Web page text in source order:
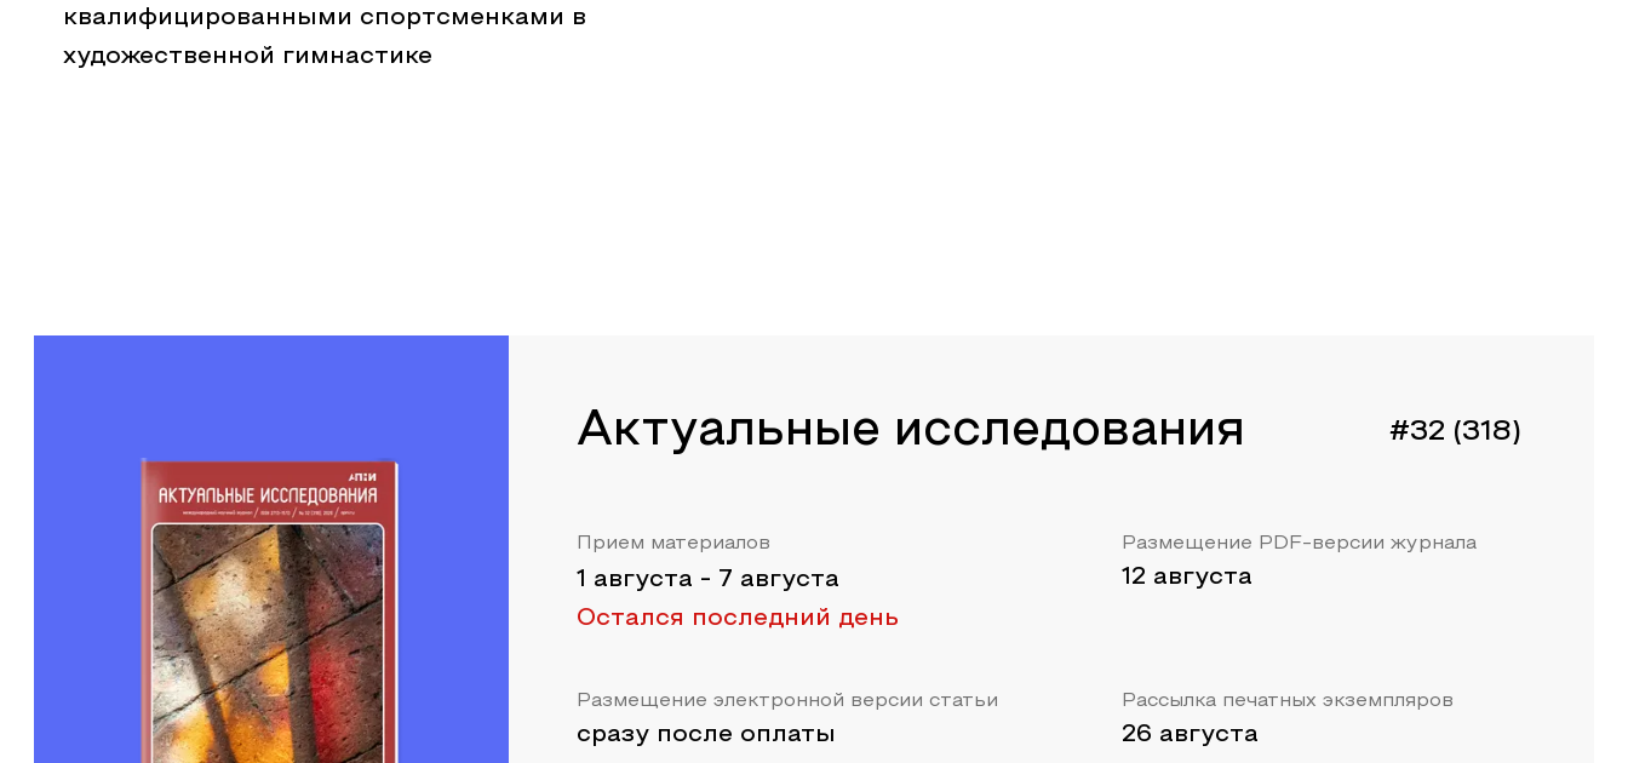
квалифицированными спортсменками в
художественной гимнастике
Актуальные исследования #32 (318)
Прием материалов
1 августа - 7 августа
Остался последний день
Размещение PDF-версии журнала
12 августа
Размещение электронной версии статьи
сразу после оплаты
Рассылка печатных экземпляров
26 августа